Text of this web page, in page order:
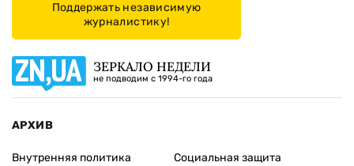
Поддержать независимую
журналистику!
ЗЕРКАЛО НЕДЕЛИ
не подводим с 1994-го года
АРХИВ
Внутренняя политика
Социальная защита